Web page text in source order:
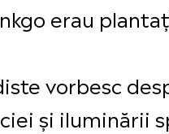
erau
vorbesc
și iluminării